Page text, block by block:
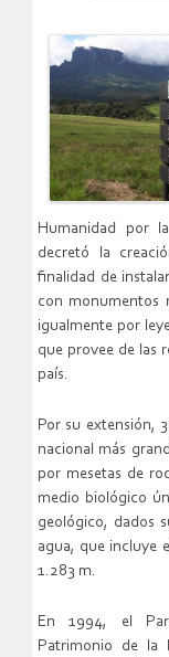
Humanidad por
decretó la
finalidad de
con monumentos
igualmente por
que provee de las
país.
Por su extensión,
nacional más
por mesetas de
medio biológico
geológico, dados
agua, que incluye
1.283 m.
En 1994, el
Patrimonio de la